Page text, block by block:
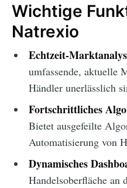
Wichtige
Natrexio
Echtzeit-
umfassende, aktuelle
Händler unerlässlich
Fortschrittliches
Bietet ausgefeilte
Automatisierung von
Dynamisches
Handelsoberfläche an